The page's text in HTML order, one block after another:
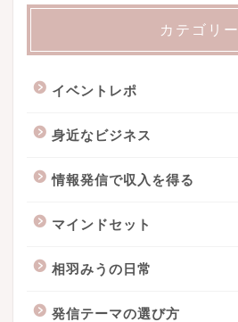
カテゴリー
イベントレポ
身近なビジネス
情報発信で収入を得る
マインドセット
相羽みうの日常
発信テーマの選び方